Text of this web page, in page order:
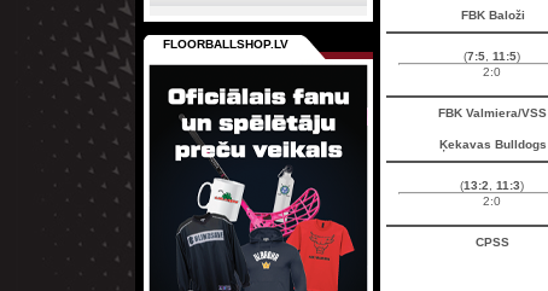
FBK Baloži
(7:5 11:5)
2:0
FBK Valmiera/VSS
Ķekavas Bulldogs
(13:2 11:3)
2:0
CPSS
FLOORBALLSHOP.LV